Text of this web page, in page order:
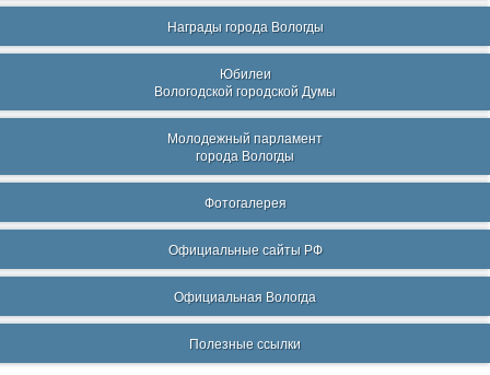
Награды города Вологды
Юбилеи
Вологодской городской Думы
Молодежный парламент
города Вологды
Фотогалерея
Официальные сайты РФ
Официальная Вологда
Полезные ссылки